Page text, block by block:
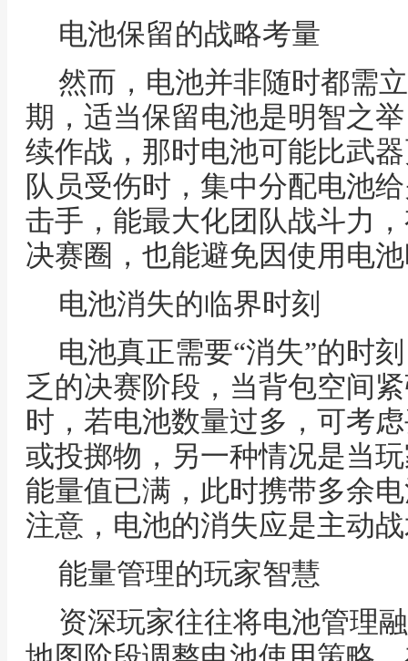
电池保留的战略考量
然而，电池并非随时都需
期，适当保留电池是明智之
续作战，那时电池可能比武
队员受伤时，集中分配电池
击手，能最大化团队战斗力
决赛圈，也能避免因使用电
电池消失的临界时刻
电池真正需要“消失”的时
乏的决赛阶段，当背包空间
时，若电池数量过多，可考
或投掷物，另一种情况是当
能量值已满，此时携带多余
注意，电池的消失应是主动
能量管理的玩家智慧
资深玩家往往将电池管理